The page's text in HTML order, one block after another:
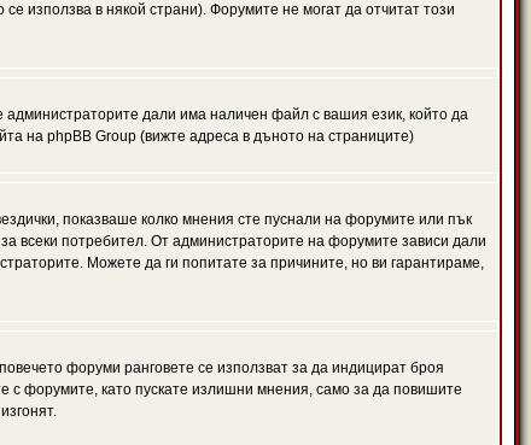
използва в някой страни). Форумите не могат да отчитат този
дали има наличен файл с вашия език, който да
на phpBB Group (вижте адреса в дъното на страниците)
показваше колко мнения сте пуснали на форумите или пък
всеки потребител. От администраторите на форумите зависи дали
Можете да ги попитате за причините, но ви гарантираме,
форуми ранговете се използват за да индицират броя
с форумите, като пускате излишни мнения, само за да повишите